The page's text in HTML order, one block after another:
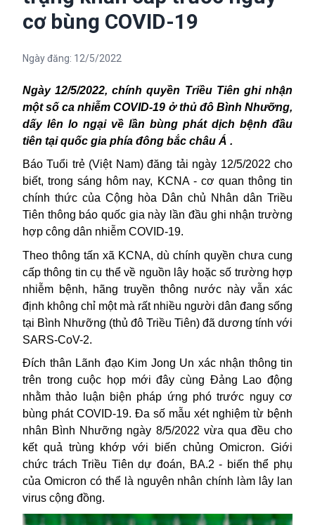
cơ bùng COVID-19
Ngày đăng: 12/5/2022
Ngày 12/5/2022, chính quyền Triều Tiên ghi nhận
một số ca nhiễm COVID-19 ở thủ đô Bình Nhưỡng,
dấy lên lo ngại về lần bùng phát dịch bệnh đầu
tiên tại quốc gia phía đông bắc châu Á .
Báo Tuổi trẻ (Việt Nam) đăng tải ngày 12/5/2022 cho
biết, trong sáng hôm nay, KCNA - cơ quan thông tin
chính thức của Cộng hòa Dân chủ Nhân dân Triều
Tiên thông báo quốc gia này lần đầu ghi nhận trường
hợp công dân nhiễm COVID-19.
Theo thông tấn xã KCNA, dù chính quyền chưa cung
cấp thông tin cụ thể về nguồn lây hoặc số trường hợp
nhiễm bệnh, hãng truyền thông nước này vẫn xác
định không chỉ một mà rất nhiều người dân đang sống
tại Bình Nhưỡng (thủ đô Triều Tiên) đã dương tính với
SARS-CoV-2.
Đích thân Lãnh đạo Kim Jong Un xác nhận thông tin
trên trong cuộc họp mới đây cùng Đảng Lao động
nhằm thảo luận biện pháp ứng phó trước nguy cơ
bùng phát COVID-19. Đa số mẫu xét nghiệm từ bệnh
nhân Bình Nhưỡng ngày 8/5/2022 vừa qua đều cho
kết quả trùng khớp với biến chủng Omicron. Giới
chức trách Triều Tiên dự đoán, BA.2 - biến thể phụ
của Omicron có thể là nguyên nhân chính làm lây lan
virus cộng đồng.